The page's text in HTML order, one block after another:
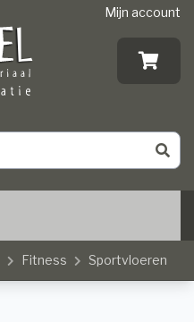
Mijn account
Fitness Sportvloeren